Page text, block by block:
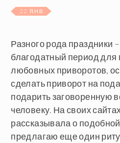
22 ЯНВ
Разного рода праздники
благодатный период для
любовных приворотов,
сделать приворот на
подарить заговоренную
человеку. На своих
рассказывала о
предлагаю еще один